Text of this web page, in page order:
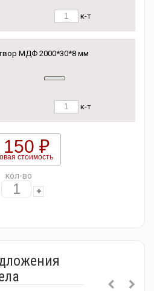
к-т
МДФ 2000*30*8 мм
к-т
150 ₽
стоимость
кол-во